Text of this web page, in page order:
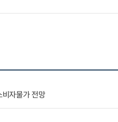
비자물가 전망